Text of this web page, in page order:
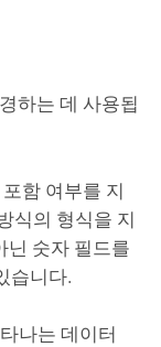
하는 데 사용됩
함 여부를 지
식의 형식을 지
닌 숫자 필드를
습니다.
나는 데이터